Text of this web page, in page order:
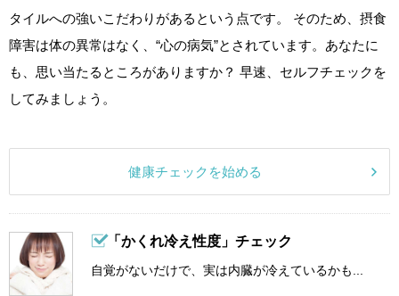
タイルへの強いこだわりがあるという点です。 そのため、摂食
障害は体の異常はなく、“心の病気”とされています。あなたに
も、思い当たるところがありますか？ 早速、セルフチェックを
してみましょう。
健康チェックを始める
「かくれ冷え性度」チェック
自覚がないだけで、実は内臓が冷えているかも...